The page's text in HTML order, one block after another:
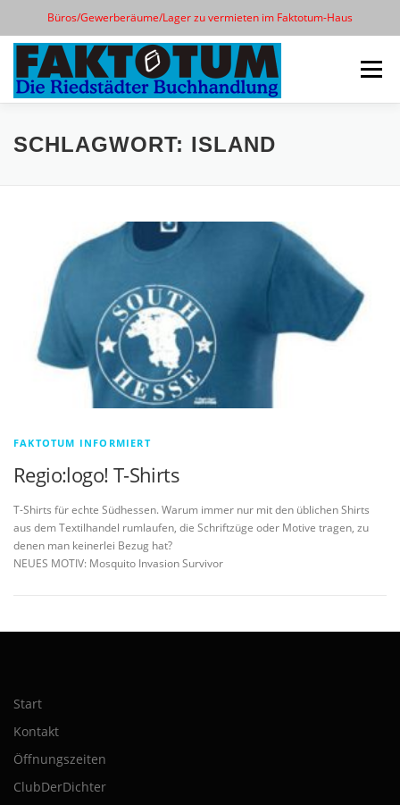
Büros/Gewerberäume/Lager zu vermieten im Faktotum-Haus
Zum
springen
Menü
START KONTAKT ÖFFNUNGSZEITEN
SILENT BOOK CLUB RIED IMPRESSUM/WEG
SCHLAGWORT: ISLAND
FAKTOTUM INFORMIERT
Regio:logo! T-Shirts
T-Shirts für echte Südhessen. Warum immer nur mit den üblichen Shirts
aus dem Textilhandel rumlaufen, die Schriftzüge oder Motive tragen, zu
denen man keinerlei Bezug hat?
NEUES MOTIV: Mosquito Invasion Survivor
Start
Kontakt
Öffnungszeiten
ClubDerDichter